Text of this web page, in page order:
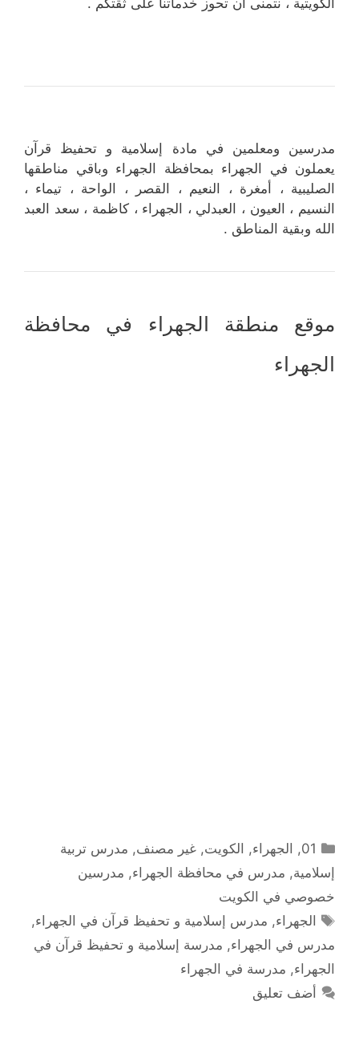
مدرسين ومعلمين في مادة إسلامية و تحفيظ قرآن
يعملون في الجهراء بمحافظة الجهراء وباقي مناطقها
الصليبية ، أمغرة ، النعيم ، القصر ، الواحة ، تيماء ،
النسيم ، العيون ، العبدلي ، الجهراء ، كاظمة ، سعد العبد
الله وبقية المناطق .
موقع منطقة الجهراء في محافظة
الجهراء
التصنيفات
01
, الجهراء, الكويت,غير مصنف, مدرس تربية
إسلامية, مدرس في محافظة الجهراء, مدرسين
خصوصي في الكويت
الوسوم
الجهراء, مدرس إسلامية و تحفيظ قرآن في الجهراء,
مدرس في الجهراء, مدرسة إسلامية و تحفيظ قرآن في
الجهراء, مدرسة في الجهراء
أضف تعليق